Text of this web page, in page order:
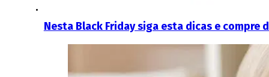
Nesta Black Friday siga esta dicas e compre